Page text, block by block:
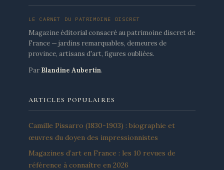
LE CARNET DU PATRIMOINE DISCRET
Magazine éditorial consacré au patrimoine discret de
France — jardins remarquables, demeures de
province, artisans d'art, figures oubliées.
Par Blandine Aubertin.
ARTICLES POPULAIRES
Camille Pissarro (1830-1903) : biographie et
œuvres du doyen des impressionnistes
Magazines d’art en France : les 10 revues de
référence à connaître en 2026